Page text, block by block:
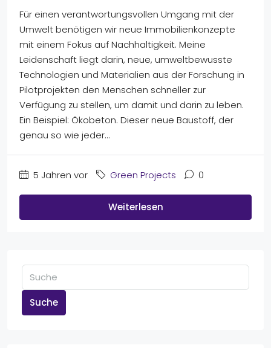
Für einen verantwortungsvollen Umgang mit der
Umwelt benötigen wir neue Immobilienkonzepte
mit einem Fokus auf Nachhaltigkeit. Meine
Leidenschaft liegt darin, neue, umweltbewusste
Technologien und Materialien aus der Forschung in
Pilotprojekten den Menschen schneller zur
Verfügung zu stellen, um damit und darin zu leben.
Ein Beispiel: Ökobeton. Dieser neue Baustoff, der
genau so wie jeder...
5 Jahren vor Green Projects 0
Weiterlesen
Suche